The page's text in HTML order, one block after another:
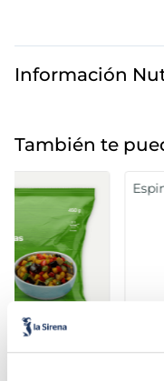
Información
También te